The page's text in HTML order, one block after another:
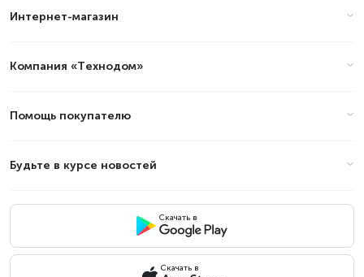
Интернет-магазин
Компания «Технодом»
Помощь покупателю
Будьте в курсе новостей
Скачать в
Скачать в